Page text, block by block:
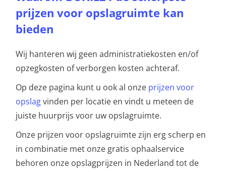
prijzen voor opslagruimte kan
bieden
Wij hanteren wij geen administratiekosten en/of
opzegkosten of verborgen kosten achteraf.
Op deze pagina kunt u ook al onze prijzen voor
opslagvinden per locatie en vindt u meteen de
juiste huurprijs voor uw opslagruimte.
Onze prijzen voor opslagruimte zijn erg scherp en
in combinatie met onze gratis ophaalservice
behoren onze opslagprijzen in Nederland tot de